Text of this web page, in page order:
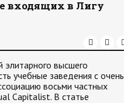
входящих в Лигу
высшего
учебные заведения с очень
восьми частных
Capitalist. В статье